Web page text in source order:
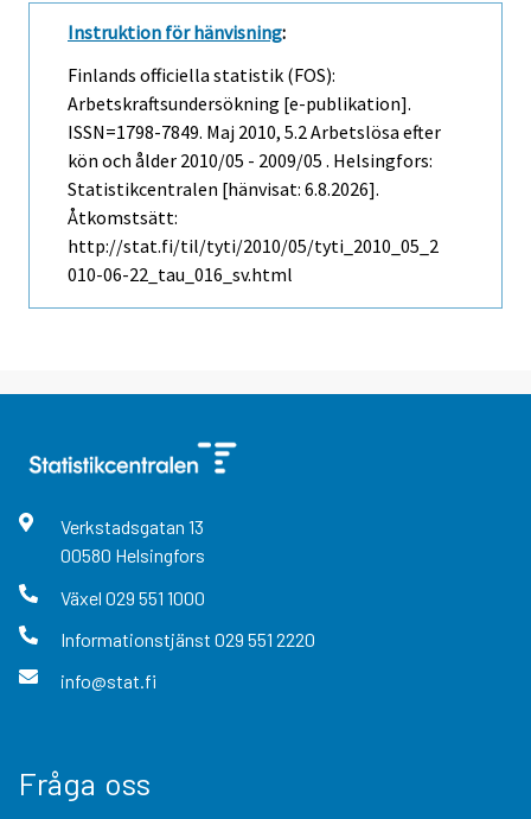
Instruktion för hänvisning:
Finlands officiella statistik (FOS):
Arbetskraftsundersökning [e-publikation].
ISSN=1798-7849. Maj 2010, 5.2 Arbetslösa efter
kön och ålder 2010/05 - 2009/05 . Helsingfors:
Statistikcentralen [hänvisat: 6.8.2026].
Åtkomstsätt:
http://stat.fi/til/tyti/2010/05/tyti_2010_05_2
010-06-22_tau_016_sv.html
Verkstadsgatan 13
00580 Helsingfors
Växel 029 551 1000
Informationstjänst 029 551 2220
info@stat.fi
Fråga oss